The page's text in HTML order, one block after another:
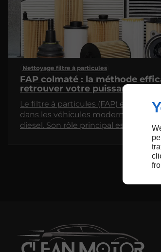
Nettoyage filtre à particules
FAP colmaté : la méthode
retrouver votre puissance
Le filtre à particules (FAP) est un
dans les véhicules modernes
diesel. Son rôle principal est de
émissions polluantes en capturant
suie. Cependant, avec le temps, ce
colmater, entraînant une perte de
moteur et des problèmes de
article explore les causes du